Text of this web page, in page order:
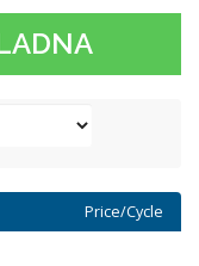
Price/Cycle